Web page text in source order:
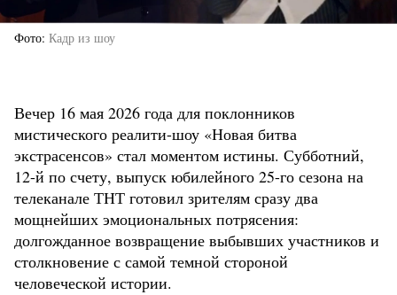
Фото Кадр из шоу
Вечер 16 мая 2026 года для поклонников
мистического реалити-шоу «Новая битва
экстрасенсов» стал моментом истины. Субботний,
12-й по счету, выпуск юбилейного 25-го сезона на
телеканале ТНТ готовил зрителям сразу два
мощнейших эмоциональных потрясения:
долгожданное возвращение выбывших участников и
столкновение с самой темной стороной
человеческой истории.